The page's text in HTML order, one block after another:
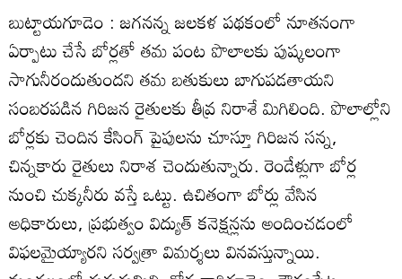
బుట్టాయగూడెం : జగనన్న జలకళ పథకంలో నూతనంగా
ఏర్పాటు చేసే బోర్లతో తమ పంట పొలాలకు పుష్కలంగా
సాగునీరందుతుందని తమ బతుకులు బాగుపడతాయని
సంబరపడిన గిరిజన రైతులకు తీవ్ర నిరాశే మిగిలింది. పొలాల్లోని
బోర్లకు చెందిన కేసింగ్‌ పైపులను చూస్తూ గిరిజన సన్న,
చిన్నకారు రైతులు నిరాశ చెందుతున్నారు. రెండేళ్లుగా బోర్ల
నుంచి చుక్కనీరు వస్తే ఒట్టు. ఉచితంగా బోర్లు వేసిన
అధికారులు, ప్రభుత్వం విద్యుత్‌ కనెక్షన్లను అందించడంలో
విఫలమైయ్యారని సర్వత్రా విమర్శలు వినవస్తున్నాయి.